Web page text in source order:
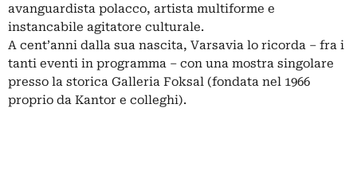
avanguardista polacco, artista multiforme e
instancabile agitatore culturale.
A cent’anni dalla sua nascita, Varsavia lo ricorda – fra i
tanti eventi in programma – con una mostra singolare
presso la storica Galleria Foksal (fondata nel 1966
proprio da Kantor e colleghi).